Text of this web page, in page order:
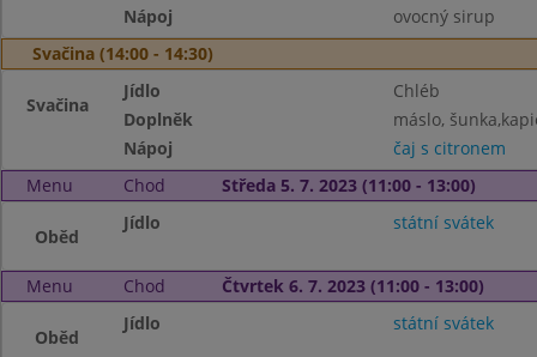
Nápoj
ovocný sirup
Svačina (14:00 - 14:30)
Svačina
Jídlo
Chléb
Doplněk
máslo,
Nápoj
čaj s citronem
Menu
Chod Středa 5. 7. 2023 (11:00 - 13:00)
Oběd
Jídlo státní svátek
Menu Chod Čtvrtek 6. 7. 2023 (11:00 - 13:00)
Oběd
Jídlo státní svátek